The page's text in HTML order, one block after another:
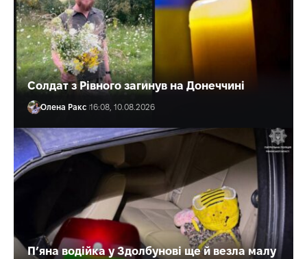
Солдат з Рівного загинув на Донеччині
Олена Ракс 16:08, 10.08.2026
П’яна водійка у Здолбунові ще й везла малу